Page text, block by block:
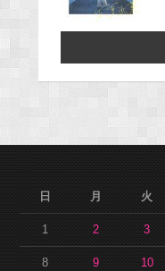
日
月 火
1 2 3
8 9 10